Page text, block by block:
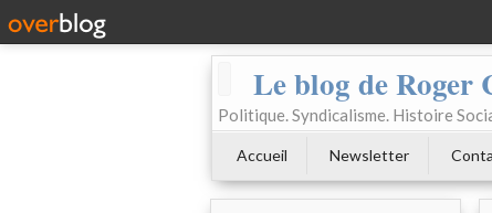
Le blog de Roger
Politique. Syndicalisme. Histoire
Accueil Newsletter